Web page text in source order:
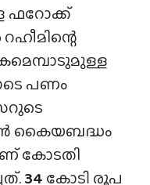
ഫറോക്ക്‌
പണം
കൈയബദ്ധം
കോടതി
34 കോടി രൂപ